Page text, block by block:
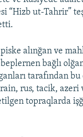
“Hizb ut-Tahrir”
alınğan ve
bağlı
tarafından
rus, tacik,
topraqlarda